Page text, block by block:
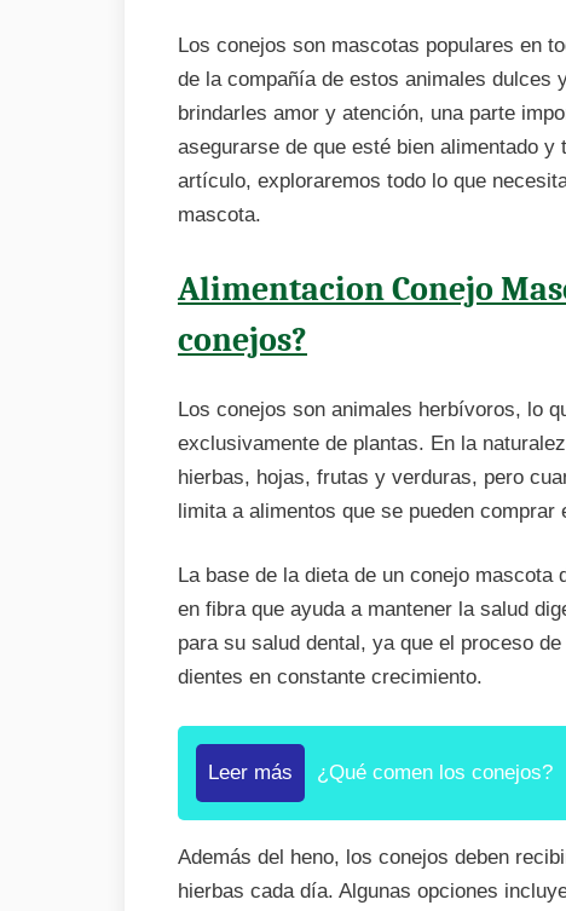
Los conejos son mascotas populares en
de la compañía de estos animales dulces
brindarles amor y atención, una parte
asegurarse de que esté bien alimentado
artículo, exploraremos todo lo que
mascota.
Alimentacion Conejo
conejos?
Los conejos son animales herbívoros, lo
exclusivamente de plantas. En la
hierbas, hojas, frutas y verduras, pero
limita a alimentos que se pueden
La base de la dieta de un conejo
en fibra que ayuda a mantener la salud
para su salud dental, ya que el proceso
dientes en constante crecimiento.
Leer más ¿Qué comen los conejos?
Además del heno, los conejos deben
hierbas cada día. Algunas opciones